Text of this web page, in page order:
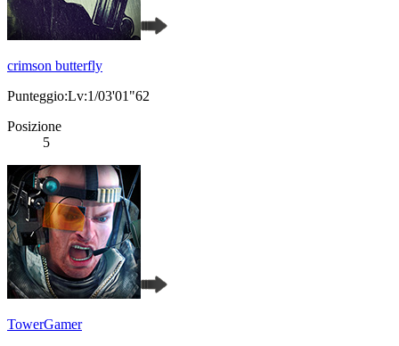
crimson butterfly
Punteggio:Lv:1/03'01"62
Posizione
5
TowerGamer